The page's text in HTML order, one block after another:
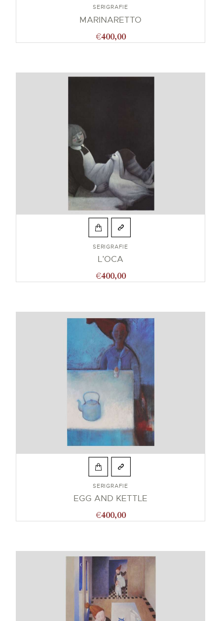
SERIGRAFIE
MARINARETTO
€400,00
SERIGRAFIE
L’OCA
€400,00
SERIGRAFIE
EGG AND KETTLE
€400,00